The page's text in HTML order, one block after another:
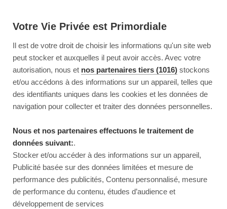
Votre Vie Privée est Primordiale
Il est de votre droit de choisir les informations qu'un site web
peut stocker et auxquelles il peut avoir accès. Avec votre
autorisation, nous et nos partenaires tiers (1016) stockons
et/ou accédons à des informations sur un appareil, telles que
des identifiants uniques dans les cookies et les données de
navigation pour collecter et traiter des données personnelles.
Nous et nos partenaires effectuons le traitement de
données suivant:.
Stocker et/ou accéder à des informations sur un appareil,
Publicité basée sur des données limitées et mesure de
performance des publicités, Contenu personnalisé, mesure
de performance du contenu, études d’audience et
développement de services